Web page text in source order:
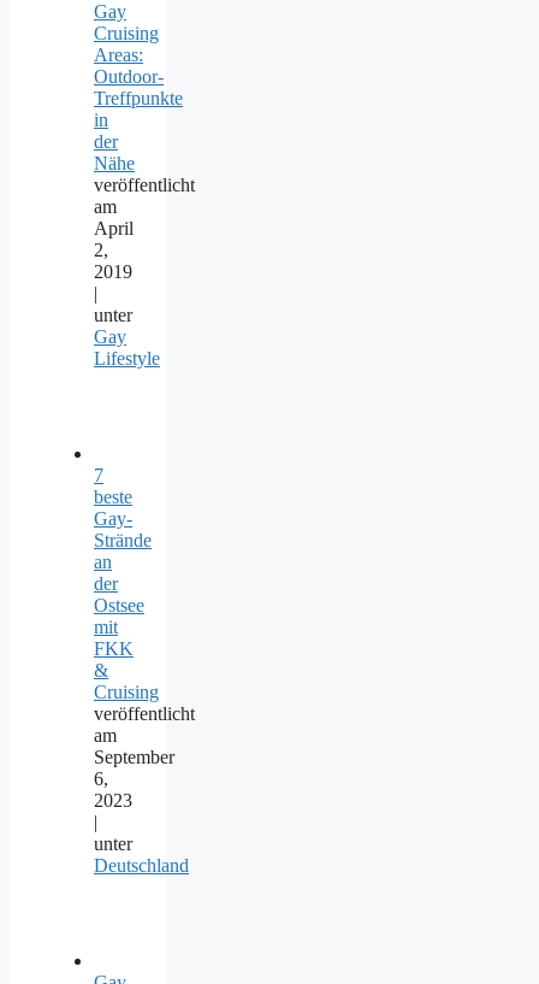
Gay
Cruising
Areas:
Outdoor-
Treffpunkte
in
der
Nähe
veröffentlicht
am
April
2,
2019
|
unter
Gay
Lifestyle
7
beste
Gay-
Strände
an
der
Ostsee
mit
FKK
&
Cruising
veröffentlicht
am
September
6,
2023
|
unter
Deutschland